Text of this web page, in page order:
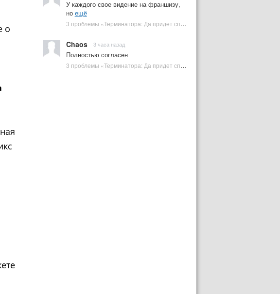
У каждого свое видение на франшизу,
но ещё
3 проблемы «Терминатора: Да придет спаситель», которые испортили фильм | Plugged In Ru
Chaos 3 часа назад
Полностью согласен
3 проблемы «Терминатора: Да придет спаситель», которые испортили фильм | Plugged In Ru
о